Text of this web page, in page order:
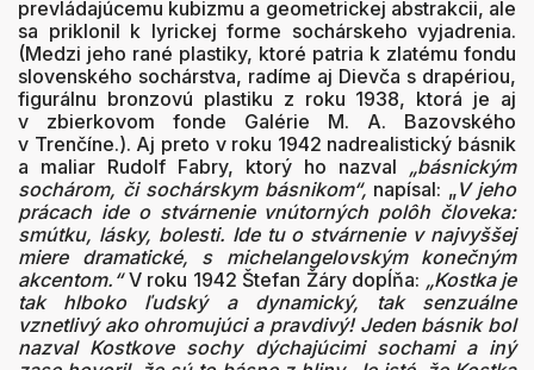
prevládajúcemu kubizmu a geometrickej abstrakcii, ale
sa priklonil k lyrickej forme sochárskeho vyjadrenia.
(Medzi jeho rané plastiky, ktoré patria k zlatému fondu
slovenského sochárstva, radíme aj Dievča s drapériou,
figurálnu bronzovú plastiku z roku 1938, ktorá je aj
v zbierkovom fonde Galérie M. A. Bazovského
v Trenčíne.). Aj preto v roku 1942 nadrealistický básnik
a maliar Rudolf Fabry, ktorý ho nazval „básnickým
sochárom, či sochárskym básnikom“, napísal: „V jeho
prácach ide o stvárnenie vnútorných polôh človeka:
smútku, lásky, bolesti. Ide tu o stvárnenie v najvyššej
miere dramatické, s michelangelovským konečným
akcentom.“V roku 1942 Štefan Žáry dopĺňa: „Kostka je
tak hlboko ľudský a dynamický, tak senzuálne
vznetlivý ako ohromujúci a pravdivý! Jeden básnik bol
nazval Kostkove sochy dýchajúcimi sochami a iný